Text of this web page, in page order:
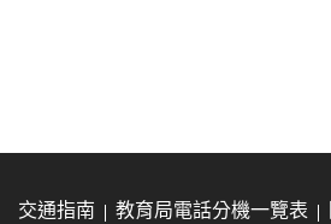
交通指南 教育局電話分機一覽表